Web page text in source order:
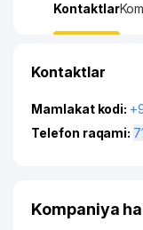
Kontaktlar
Kontaktlar
Mamlakat kodi:
Telefon raqami:
Kompaniya